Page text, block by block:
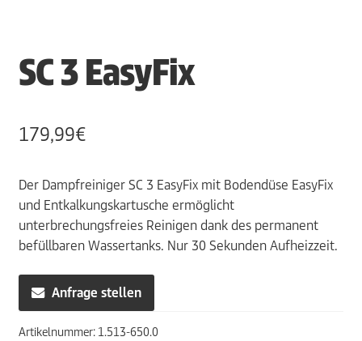
SC 3 EasyFix
179,99€
Der Dampfreiniger SC 3 EasyFix mit Bodendüse EasyFix
und Entkalkungskartusche ermöglicht
unterbrechungsfreies Reinigen dank des permanent
befüllbaren Wassertanks. Nur 30 Sekunden Aufheizzeit.
Anfrage stellen
Artikelnummer: 1.513-650.0